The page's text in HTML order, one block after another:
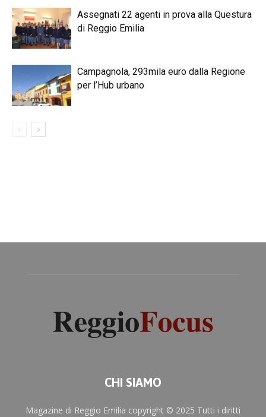
Assegnati 22 agenti in prova alla Questura
di Reggio Emilia
Campagnola, 293mila euro dalla Regione
per l’Hub urbano
CHI SIAMO
Magazine di Reggio Emilia copyright © 2025 Tutti i diritti